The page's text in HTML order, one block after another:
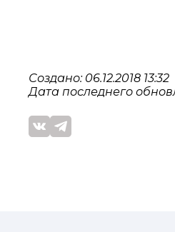
Создано: 06.12.2018 13:32
Дата последнего